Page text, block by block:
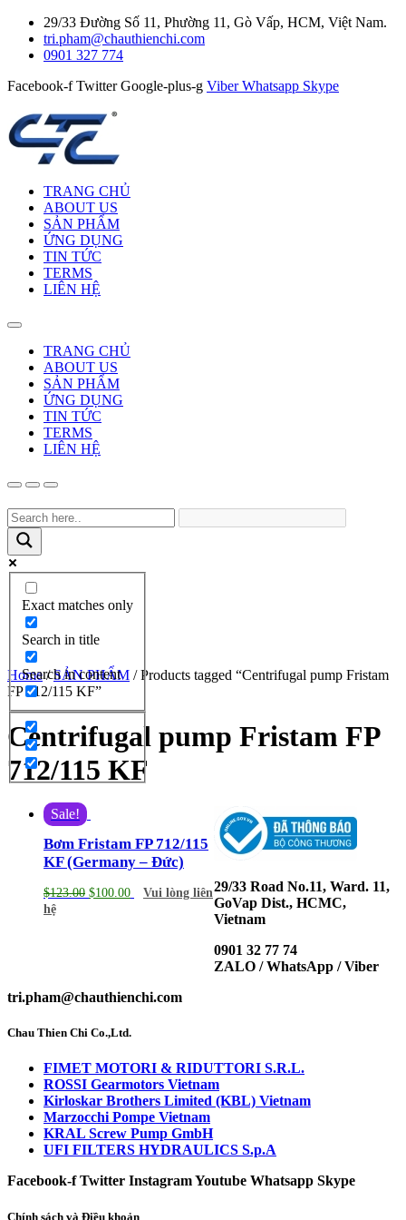
29/33 Đường Số 11, Phường 11, Gò Vấp, HCM, Việt Nam.
tri.pham@chauthienchi.com
0901 327 774
Facebook-f Twitter Google-plus-g Viber Whatsapp Skype
TRANG CHỦ
ABOUT US
SẢN PHẨM
ỨNG DỤNG
TIN TỨC
TERMS
LIÊN HỆ
TRANG CHỦ
ABOUT US
SẢN PHẨM
ỨNG DỤNG
TIN TỨC
TERMS
LIÊN HỆ
Exact matches only
Search in title
Search in content
Home/SẢN PHẨM / Products tagged “Centrifugal pump Fristam
FP 712/115 KF”
Centrifugal pump Fristam FP
712/115 KF
Sale!
Bơm Fristam FP 712/115
KF (Germany – Đức)
$123.00 $100.00
Vui lòng liên
hệ
29/33 Road No.11, Ward. 11,
GoVap Dist., HCMC,
Vietnam
0901 32 77 74
ZALO / WhatsApp / Viber
tri.pham@chauthienchi.com
Chau Thien Chi Co.,Ltd.
FIMET MOTORI & RIDUTTORI S.R.L.
ROSSI Gearmotors Vietnam
Kirloskar Brothers Limited (KBL) Vietnam
Marzocchi Pompe Vietnam
KRAL Screw Pump GmbH
UFI FILTERS HYDRAULICS S.p.A
Facebook-f Twitter InstagramYoutube Whatsapp Skype
Chính sách và Điều khoản